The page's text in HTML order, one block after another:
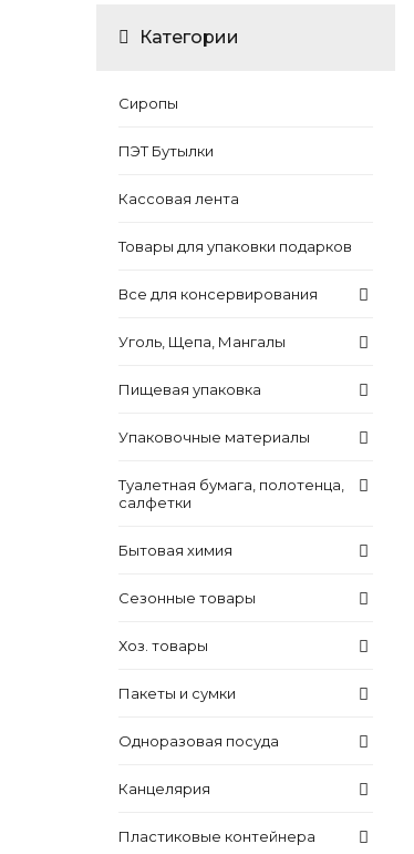
Категории
Сиропы
ПЭТ Бутылки
Кассовая лента
Товары для упаковки подарков
Все для консервирования
Уголь, Щепа, Мангалы
Пищевая упаковка
Упаковочные материалы
Туалетная бумага, полотенца,
салфетки
Бытовая химия
Сезонные товары
Хоз. товары
Пакеты и сумки
Одноразовая посуда
Канцелярия
Пластиковые контейнера